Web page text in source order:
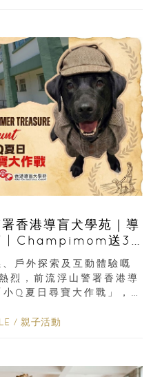
香港導盲犬學苑｜導
| Champimom送3
戶外探索及互動體驗嘅
烈，前流浮山警署香港導
Q夏日尋寶大作戰」，家
/ 親子活動